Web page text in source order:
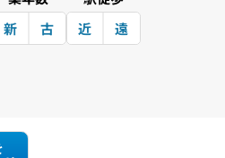
新
古
近
遠